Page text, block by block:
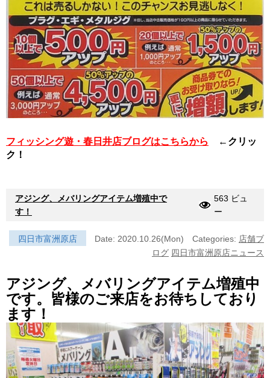
フィッシング遊・春日井店ブログはこちらから
←クリッ
ク！
アジング、メバリングアイテム増殖中で
す！
563 ビュ
ー
四日市富洲原店 Date: 2020.10.26(Mon) Categories: 店舗ブ
ログ 四日市富洲原店ニュース
アジング、メバリングアイテム増殖中
です。皆様のご来店をお待ちしており
ます！